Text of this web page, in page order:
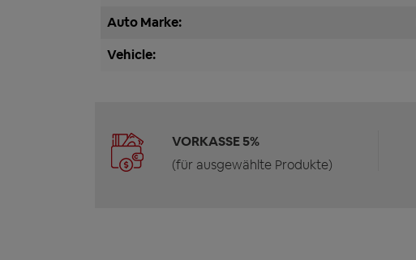
Auto Marke:
Vehicle:
VORKASSE 5%
(für ausgewählte Produkte)